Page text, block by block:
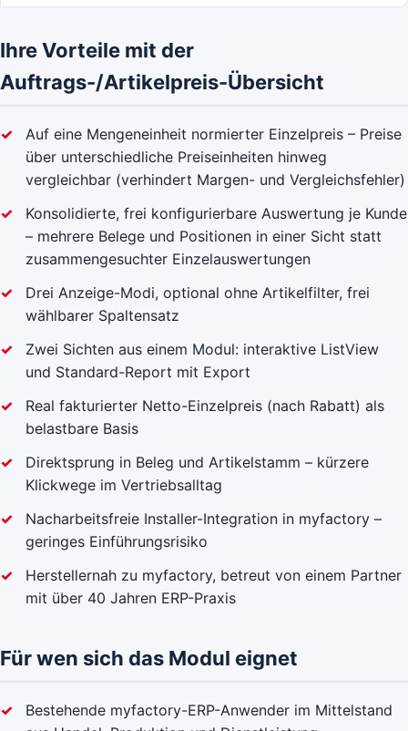
Ihre Vorteile mit der
Auftrags-/Artikelpreis-Übersicht
Auf eine Mengeneinheit normierter Einzelpreis – Preise
über unterschiedliche Preiseinheiten hinweg
vergleichbar (verhindert Margen- und Vergleichsfehler)
Konsolidierte, frei konfigurierbare Auswertung je Kunde
– mehrere Belege und Positionen in einer Sicht statt
zusammengesuchter Einzelauswertungen
Drei Anzeige-Modi, optional ohne Artikelfilter, frei
wählbarer Spaltensatz
Zwei Sichten aus einem Modul: interaktive ListView
und Standard-Report mit Export
Real fakturierter Netto-Einzelpreis (nach Rabatt) als
belastbare Basis
Direktsprung in Beleg und Artikelstamm – kürzere
Klickwege im Vertriebsalltag
Nacharbeitsfreie Installer-Integration in myfactory –
geringes Einführungsrisiko
Herstellernah zu myfactory, betreut von einem Partner
mit über 40 Jahren ERP-Praxis
Für wen sich das Modul eignet
Bestehende myfactory-ERP-Anwender im Mittelstand